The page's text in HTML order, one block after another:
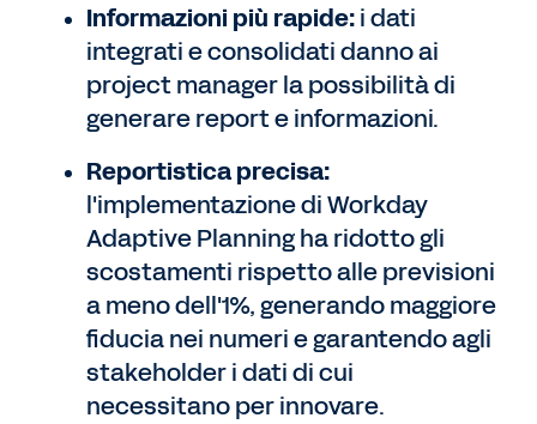
Informazioni più rapide:i dati
integrati e consolidati danno ai
project manager la possibilità di
generare report e informazioni.
Reportistica precisa:
l'implementazione di Workday
Adaptive Planning ha ridotto gli
scostamenti rispetto alle previsioni
a meno dell'1%, generando maggiore
fiducia nei numeri e garantendo agli
stakeholder i dati di cui
necessitano per innovare.